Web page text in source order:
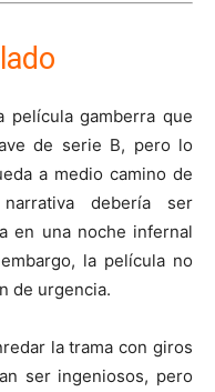
gamberra que
de serie B, pero lo
a medio camino de
debería ser
en una noche infernal
la película no
de urgencia.
la trama con giros
ser ingeniosos, pero